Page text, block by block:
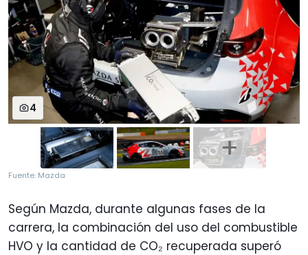
4
Fuente: Mazda
Según Mazda, durante algunas fases de la
carrera, la combinación del uso del combustible
HVO y la cantidad de CO₂ recuperada superó